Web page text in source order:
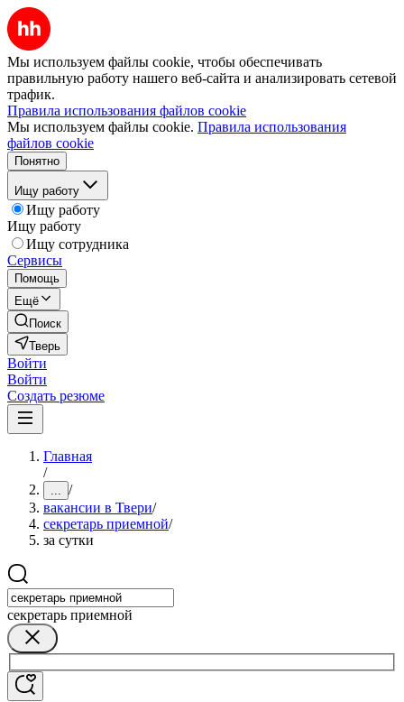
Мы используем файлы cookie, чтобы обеспечивать
правильную работу нашего веб-сайта и анализировать сетевой
трафик.
Правила использования файлов cookie
Мы используем файлы cookie. Правила использования
файлов cookie
Понятно
Ищу работу
Ищу работу
Ищу работу
Ищу сотрудника
Сервисы
Помощь
Ещё
Поиск
Тверь
Войти
Войти
Создать резюме
Главная
/
... /
вакансии в Твери/
секретарь приемной/
за сутки
секретарь приемной